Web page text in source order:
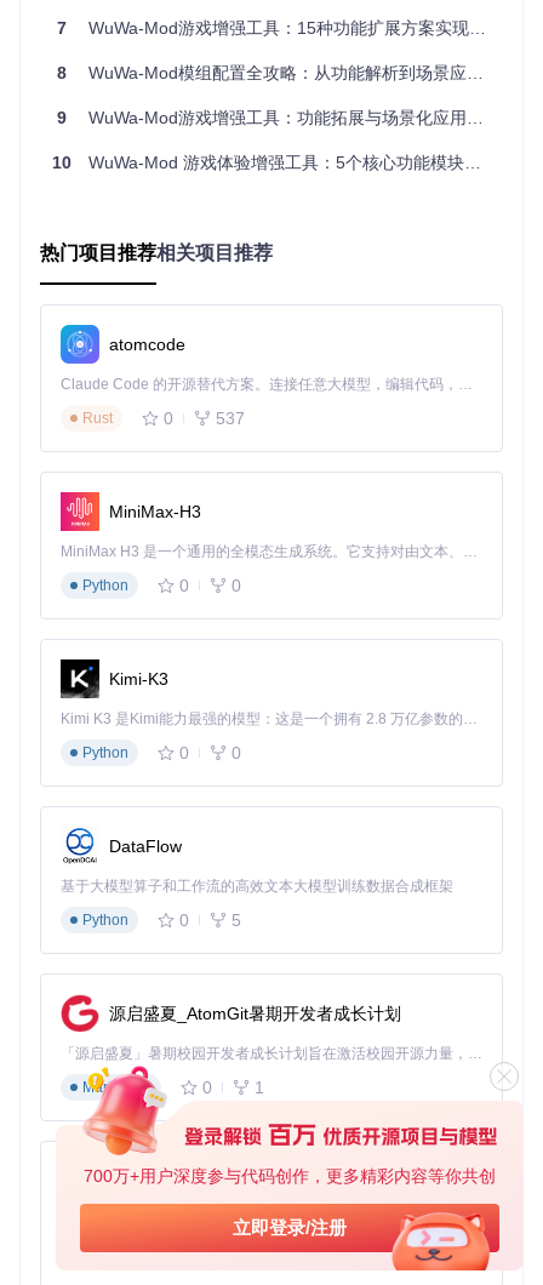
700万+用户深度参与代码创作，更多精彩内容等你共创
立即登录/注册
ring Waves Game\Client\Content\Paks 提示：通过
基础部署流程
选择所需模组文件 从项目的
件，例如：
WuWa-Mod-InfStamina.pak
文件部署 将选定的.pak文件复制到游戏目录的~mod 文件夹
中 预期效果：文件复制完成后，
启动参数配置 为游戏主程序创建快捷方式，在目标路径后
添加：
进阶技巧
功能组合方案
方案一：高效战斗组合
NoCdCooldown（无冷却）+ Godmode_HitMultiplierX15
适用场景：BOSS战与高难度副本
配置要点：确保两个模组文件名称按字母顺序排列
InfStamina（无限体力）+ AutoPickTreasure（自动拾取）
+ PerceptionRange（感知扩展）
适用场景：开放世界探索与资源收集
配置要点：优先加载感知扩展模组
功能原理简析
WuWa-Mod采用Unreal Engine的资源包覆盖机制，通过创建
具有更高优先级的.pak文件，覆盖游戏原始资源。模组文件包
含经过修改的游戏配置参数与逻辑脚本，当游戏启动时，引擎
会优先加载~mod
目录中的文件，从而实现功能修改。这种方式
无需修改游戏核心程序，保持了基础安全性与可恢复性。
性能影响评估
CPU占用：基础模组组合（≤3个）对CPU占用增加≤5%
内存使用：每个模组约增加10-20MB内存占用
7 WuWa-Mod游戏增强工具：15种功能扩展方案实现《鸣潮》颠覆式体验
8 WuWa-Mod模组配置全攻略：从功能解析到场景应用的完整指南
9 WuWa-Mod游戏增强工具：功能拓展与场景化应用指南
10 WuWa-Mod 游戏体验增强工具：5个核心功能模块配置指南
热门项目推荐相关项目推荐
atomcode
Claude Code 的开源替代方案。连接任意大模型，编辑代码，运行命令，自动验证 — 全自动执行。用 Rust 构建，极致性能。 ｜ An open-source alternative to Claude Code. Connect any LLM, edit code, run commands, and verify changes — autonomously. Built in Rust for speed. Get Started
Rust
0 537
MiniMax-H3
MiniMax H3 是一个通用的全模态生成系统。它支持对由文本、图像、视频和音频组成的多模态上下文进行统一理解，并能生成分辨率高达 2K、时长可达 15 秒的带原生立体声音频的视频。得益于面向任务泛化的系统设计，H3 在预训练阶段就已具备广泛的多模态上下文理解与生成能力，能够出色地执行复杂的多模态指令。
Python
0 0
Kimi-K3
Kimi K3 是Kimi能力最强的模型：这是一个拥有 2.8 万亿参数的混合专家（MoE）模型，具备原生视觉理解能力，并支持 100 万 token 的上下文窗口。
Python
0 0
DataFlow
基于大模型算子和工作流的高效文本大模型训练数据合成框架
Python
0 5
源启盛夏_AtomGit暑期开发者成长计划
「源启盛夏」暑期校园开发者成长计划旨在激活校园开源力量，通过积分激励、认证扶持、资源倾斜等形式，引导高校组织和开发者完成「入驻 — 建项目 — 做贡献 — 获认证 — 得资源」的完整闭环。无论你是想带领社团入驻平台的组织者，还是希望用代码贡献证明自己的开发者，都能在这里找到属于你的成长路径。
Markdown
0 1
py-xiaozhi
基于Python的Xiaozhi AI，适用于想要完整Xiaozhi体验而无需拥有专用硬件的用户。
Python
0 1